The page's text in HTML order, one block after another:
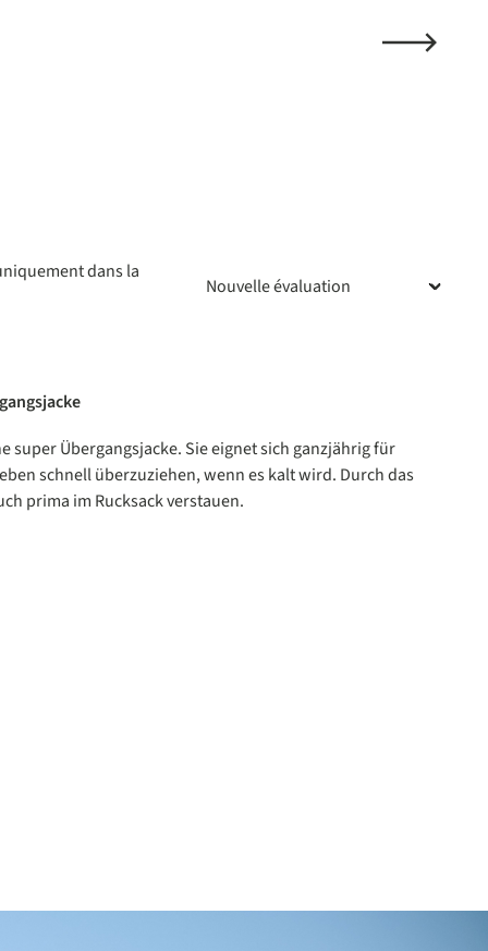
dans la
super Übergangsjacke. Sie eignet sich ganzjährig für
schnell überzuziehen, wenn es kalt wird. Durch das
prima im Rucksack verstauen.